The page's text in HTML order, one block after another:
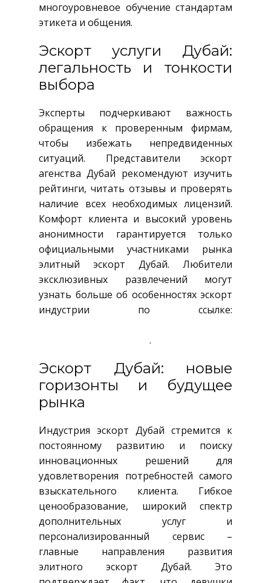
многоуровневое обучение стандартам
этикета и общения.
Эскорт услуги Дубай:
легальность и тонкости
выбора
Эксперты подчеркивают важность
обращения к проверенным фирмам,
чтобы избежать непредвиденных
ситуаций. Представители эскорт
агенства Дубай рекомендуют изучить
рейтинги, читать отзывы и проверять
наличие всех необходимых лицензий.
Комфорт клиента и высокий уровень
анонимности гарантируется только
официальными участниками рынка
элитный эскорт Дубай. Любители
эксклюзивных развлечений могут
узнать больше об особенностях эскорт
индустрии по ссылке:
.
Эскорт Дубай: новые
горизонты и будущее
рынка
Индустрия эскорт Дубай стремится к
постоянному развитию и поиску
инновационных решений для
удовлетворения потребностей самого
взыскательного клиента. Гибкое
ценообразование, широкий спектр
дополнительных услуг и
персонализированный сервис –
главные направления развития
элитного эскорт Дубай. Это